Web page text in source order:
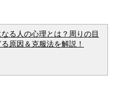
る人の心理とは？周りの目
原因＆克服法を解説！